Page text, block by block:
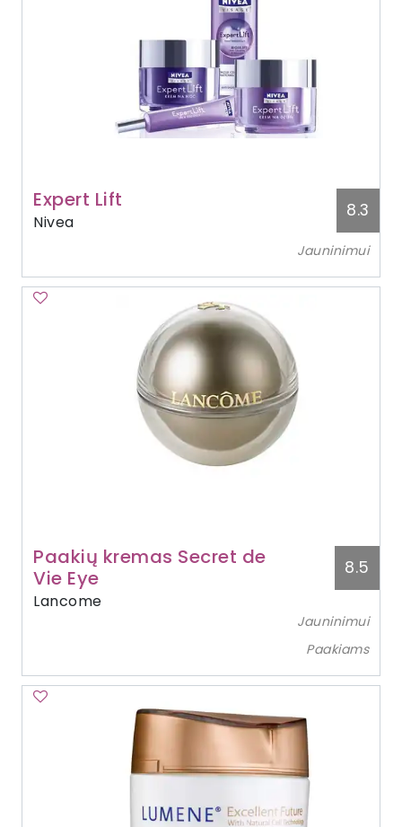
Expert Lift
Nivea
8.3
Jauninimui
Paakių kremas Secret de
Vie Eye
Lancome
8.5
Jauninimui
Paakiams